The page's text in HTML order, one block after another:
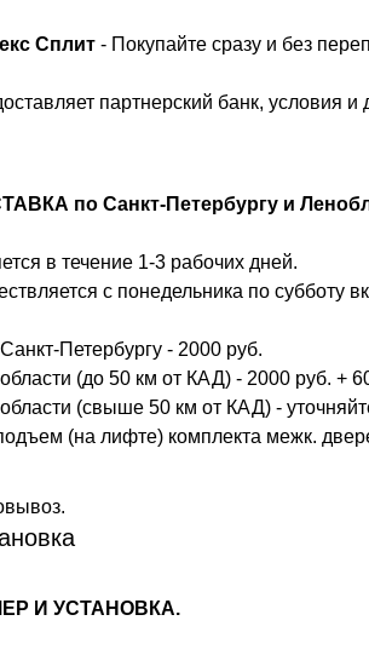
Сплит - Покупайте сразу и без
партнерский банк, условия
по Санкт-Петербургу и
в течение 1-3 рабочих дней.
с понедельника по субботу
Петербургу - 2000 руб.
(до 50 км от КАД) - 2000 руб. +
(свыше 50 км от КАД) -
(на лифте) комплекта межк.
И УСТАНОВКА.